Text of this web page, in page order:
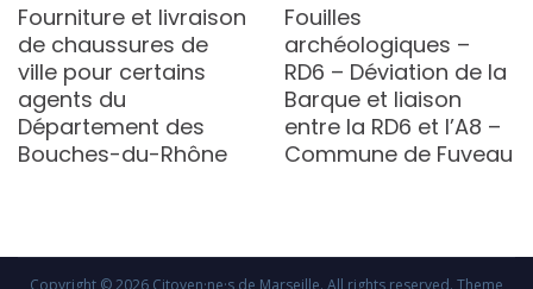
Fourniture et livraison
de chaussures de
ville pour certains
agents du
Département des
Bouches-du-Rhône
Fouilles
archéologiques –
RD6 – Déviation de la
Barque et liaison
entre la RD6 et l’A8 –
Commune de Fuveau
Copyright © 2026 Citoyen·ne·s de Marseille. All rights reserved. Theme